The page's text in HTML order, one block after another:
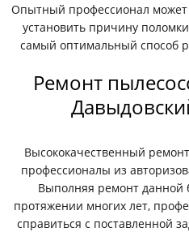
Опытный профессионал может
установить причину
самый оптимальный способ
Ремонт
Высококачественный
профессионалы из
Выполняя ремонт данной
протяжении многих лет,
справиться с поставленной